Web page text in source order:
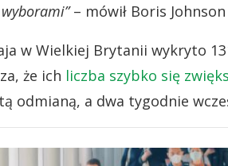
– mówił Boris
w Wielkiej Brytanii wykryto
że ich liczba szybko się
odmianą, a dwa tygodnie